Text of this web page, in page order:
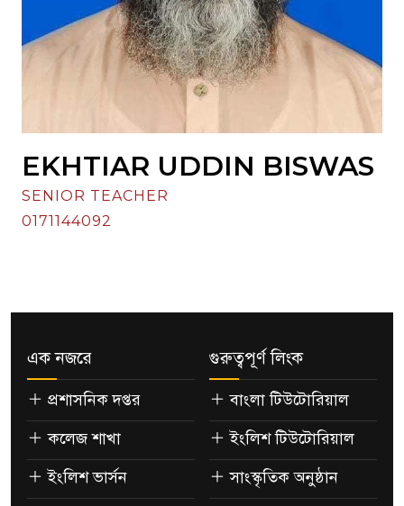
EKHTIAR UDDIN BISWAS
SENIOR TEACHER
0171144092
এক নজরে
প্রশাসনিক দপ্তর
কলেজ শাখা
ইংলিশ ভার্সন
গুরুত্বপূর্ণ লিংক
বাংলা টিউটোরিয়াল
ইংলিশ টিউটোরিয়াল
সাংস্কৃতিক অনুষ্ঠান